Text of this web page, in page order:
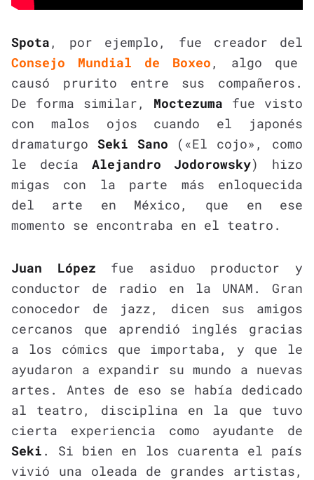
Spota , por ejemplo, fue creador del
Consejo Mundial de Boxeo , algo que
causó prurito entre sus compañeros.
De forma similar, Moctezuma fue visto
con malos ojos cuando el japonés
dramaturgo Seki Sano («El cojo», como
le decía Alejandro Jodorowsky) hizo
migas con la parte más enloquecida
del arte en México, que en ese
momento se encontraba en el teatro.
Juan López fue asiduo productor y
conductor de radio en la UNAM. Gran
conocedor de jazz, dicen sus amigos
cercanos que aprendió inglés gracias
a los cómics que importaba, y que le
ayudaron a expandir su mundo a nuevas
artes. Antes de eso se había dedicado
al teatro, disciplina en la que tuvo
cierta experiencia como ayudante de
Seki . Si bien en los cuarenta el país
vivió una oleada de grandes artistas,